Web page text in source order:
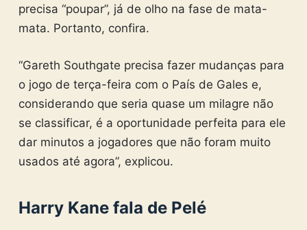
precisa “poupar”, já de olho na fase de mata-
mata. Portanto, confira.
“Gareth Southgate precisa fazer mudanças para
o jogo de terça-feira com o País de Gales e,
considerando que seria quase um milagre não
se classificar, é a oportunidade perfeita para ele
dar minutos a jogadores que não foram muito
usados ​​até agora”, explicou.
Harry Kane fala de Pelé